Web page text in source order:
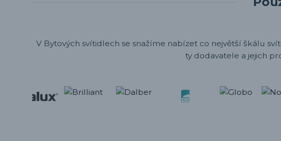
V Bytových svítidlech se snažíme nabízet co největší škálu
ty dodavatele a jejich